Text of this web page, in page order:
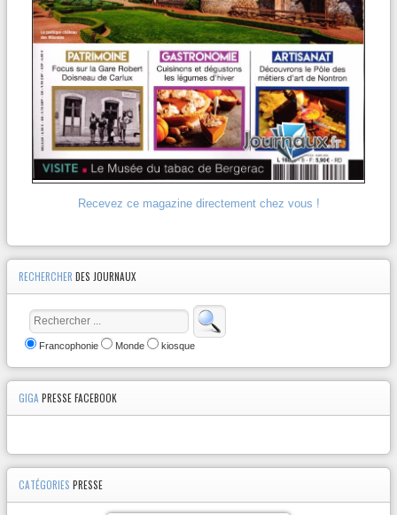
Recevez ce magazine directement chez vous !
RECHERCHER DES JOURNAUX
Francophonie Monde kiosque
GIGA PRESSE FACEBOOK
CATÉGORIES PRESSE